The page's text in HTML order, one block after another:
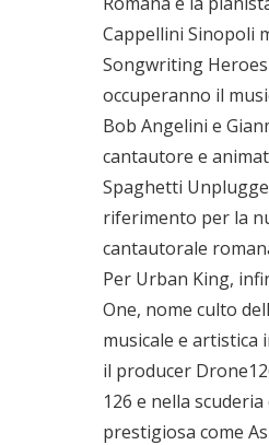
Cappellini Sinopoli
Songwriting
occuperanno il
Bob Angelini e
cantautore e
Spaghetti
riferimento per la
cantautorale
Per Urban King,
One, nome culto
musicale e artistica
il producer
126 e nella
prestigiosa come